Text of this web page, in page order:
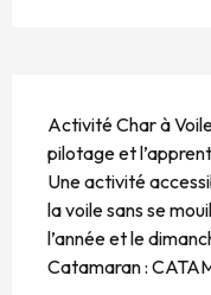
Activité Char à
pilotage et
Une activité
la voile sans se
l’année et le
Catamaran :